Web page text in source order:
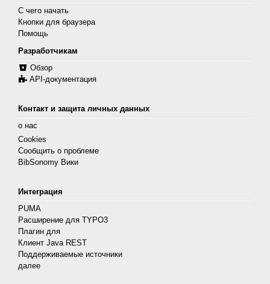
С чего начать
Кнопки для браузера
Помощь
Разработчикам
Обзор
API-документация
Контакт и защита личных данных
о нас
Cookies
Сообщить о проблеме
BibSonomy Вики
Интеграция
PUMA
Расширение для TYPO3
Плагин для
Клиент Java REST
Поддерживаемые источники
далее